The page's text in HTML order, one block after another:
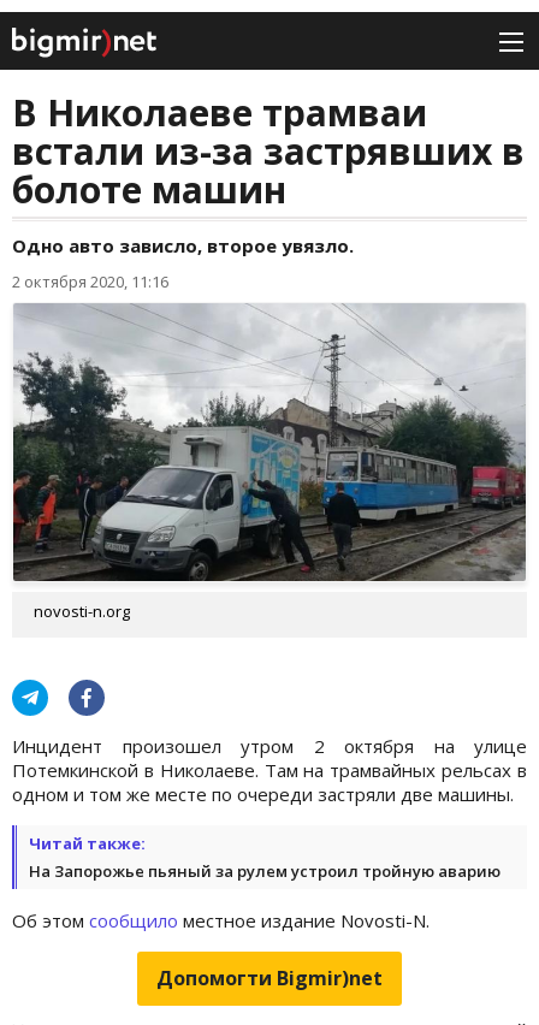
В Николаеве трамваи
встали из-за застрявших в
болоте машин
Одно авто зависло, второе увязло.
2 октября 2020, 11:16
novosti-n.org
Инцидент произошел утром 2 октября на улице
Потемкинской в Николаеве. Там на трамвайных рельсах в
одном и том же месте по очереди застряли две машины.
Читай также:
На Запорожье пьяный за рулем устроил тройную аварию
Об этом сообщило местное издание Novosti-N.
Допомогти Bigmir)net